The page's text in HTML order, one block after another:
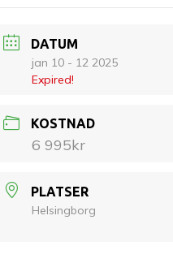
DATUM
jan 10 - 12 2025
Expired!
KOSTNAD
6 995kr
PLATSER
Helsingborg